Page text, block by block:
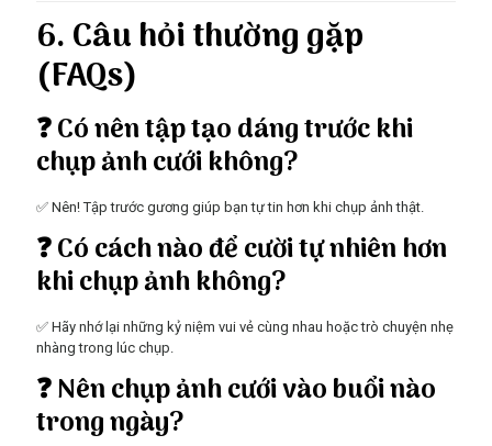
6. Câu hỏi thường gặp
(FAQs)
❓Có nên tập tạo dáng trước khi
chụp ảnh cưới không?
✅ Nên! Tập trước gương giúp bạn tự tin hơn khi chụp ảnh thật.
❓Có cách nào để cười tự nhiên hơn
khi chụp ảnh không?
✅ Hãy nhớ lại những kỷ niệm vui vẻ cùng nhau hoặc trò chuyện nhẹ
nhàng trong lúc chụp.
❓Nên chụp ảnh cưới vào buổi nào
trong ngày?